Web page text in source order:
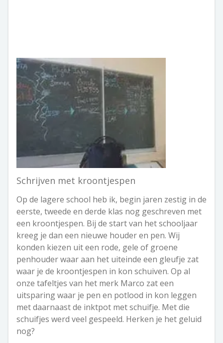
Schrijven met kroontjespen
Op de lagere school heb ik, begin jaren zestig in de
eerste, tweede en derde klas nog geschreven met
een kroontjespen. Bij de start van het schooljaar
kreeg je dan een nieuwe houder en pen. Wij
konden kiezen uit een rode, gele of groene
penhouder waar aan het uiteinde een gleufje zat
waar je de kroontjespen in kon schuiven. Op al
onze tafeltjes van het merk Marco zat een
uitsparing waar je pen en potlood in kon leggen
met daarnaast de inktpot met schuifje. Met die
schuifjes werd veel gespeeld. Herken je het geluid
nog?